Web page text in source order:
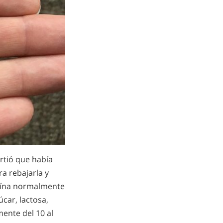
que había
rebajarla y
normalmente
lactosa,
del 10 al